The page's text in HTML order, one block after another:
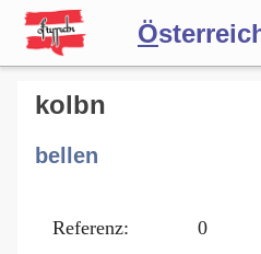
Ö
Wörterbuch
Forum
Blog
kolbn
bellen
Referenz:
0